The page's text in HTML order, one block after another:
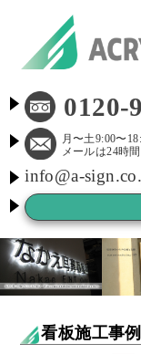
看
会
看
よ
京
0120-
月〜土9:00〜
メールは24時
info@a-
看板施工事